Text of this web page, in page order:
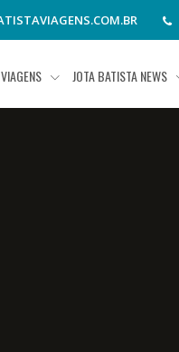
VIAGENS JOTA BATISTA NEWS